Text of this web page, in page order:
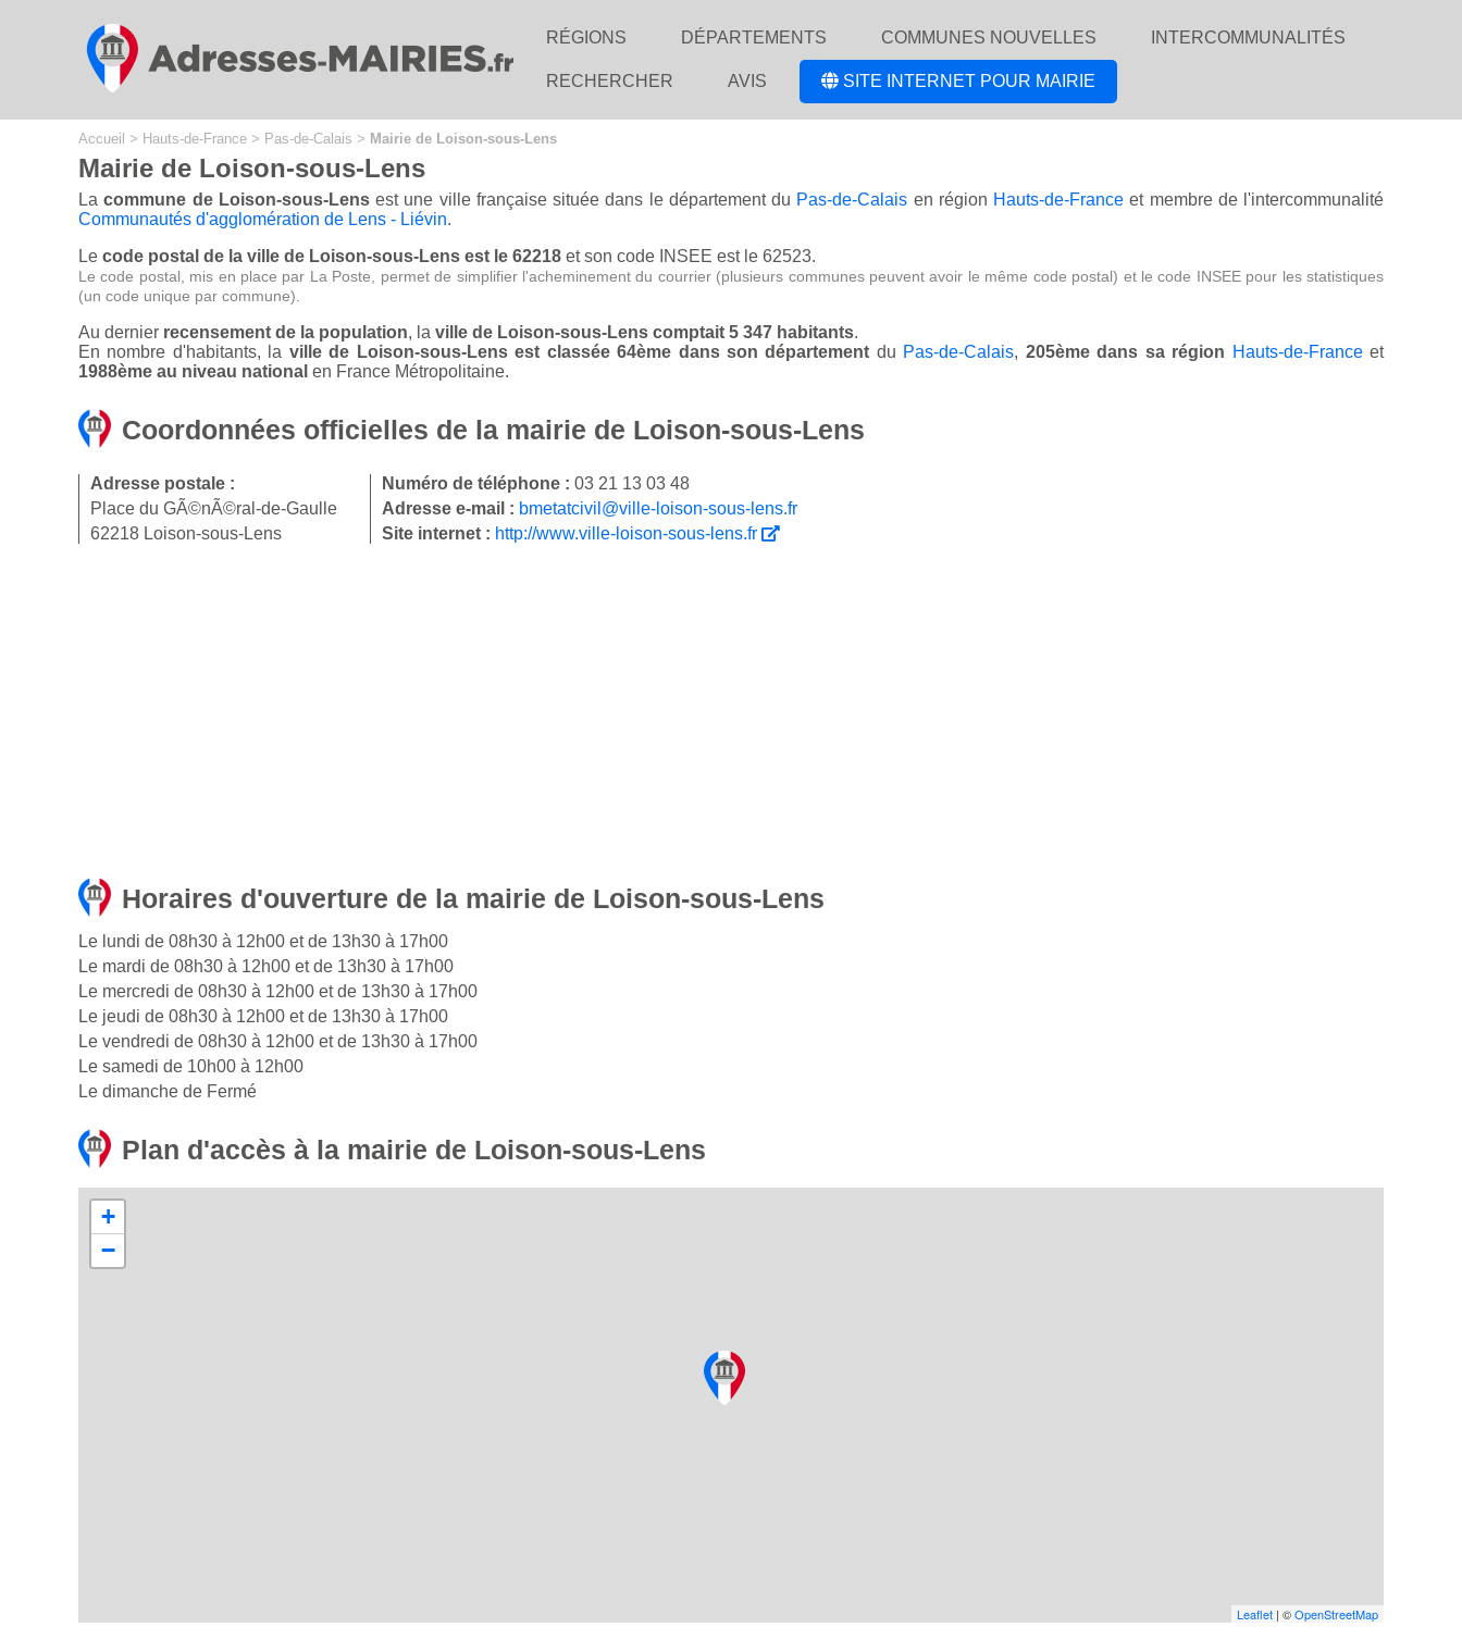
RÉGIONS DÉPARTEMENTS COMMUNES NOUVELLES INTERCOMMUNALITÉS
RECHERCHER AVIS SITE INTERNET POUR MAIRIE
Accueil > Hauts-de-France > Pas-de-Calais > Mairie de Loison-sous-Lens
Mairie de Loison-sous-Lens
Lacommune de Loison-sous-Lensest une ville française située dans le département du Pas-de-Calais en région Hauts-de-France et membre de l'intercommunalité
Communautés d'agglomération de Lens - Liévin.
Le code postal de la ville de Loison-sous-Lens est le 62218 et son code INSEE est le 62523.
Le code postal, mis en place par La Poste, permet de simplifier l'acheminement du courrier (plusieurs communes peuvent avoir le même code postal) et le code INSEE pour les statistiques
(un code unique par commune).
Au dernier recensement de la population, la ville de Loison-sous-Lens comptait 5 347 habitants.
En nombre d'habitants, la ville de Loison-sous-Lens est classée 64ème dans son département du Pas-de-Calais, 205ème dans sa région Hauts-de-Franceet
1988ème au niveau national en France Métropolitaine.
Coordonnées officielles de la mairie de Loison-sous-Lens
Adresse postale :
Place du GÃ©nÃ©ral-de-Gaulle
62218 Loison-sous-Lens
Numéro de téléphone : 03 21 13 03 48
Adresse e-mail : bmetatcivil@ville-loison-sous-lens.fr
Site internet : http://www.ville-loison-sous-lens.fr
Horaires d'ouverture de la mairie de Loison-sous-Lens
Le lundi de 08h30 à 12h00 et de 13h30 à 17h00
Le mardi de 08h30 à 12h00 et de 13h30 à 17h00
Le mercredi de 08h30 à 12h00 et de 13h30 à 17h00
Le jeudi de 08h30 à 12h00 et de 13h30 à 17h00
Le vendredi de 08h30 à 12h00 et de 13h30 à 17h00
Le samedi de 10h00 à 12h00
Le dimanche de Fermé
Plan d'accès à la mairie de Loison-sous-Lens
+
−
Leaflet | ©OpenStreetMap